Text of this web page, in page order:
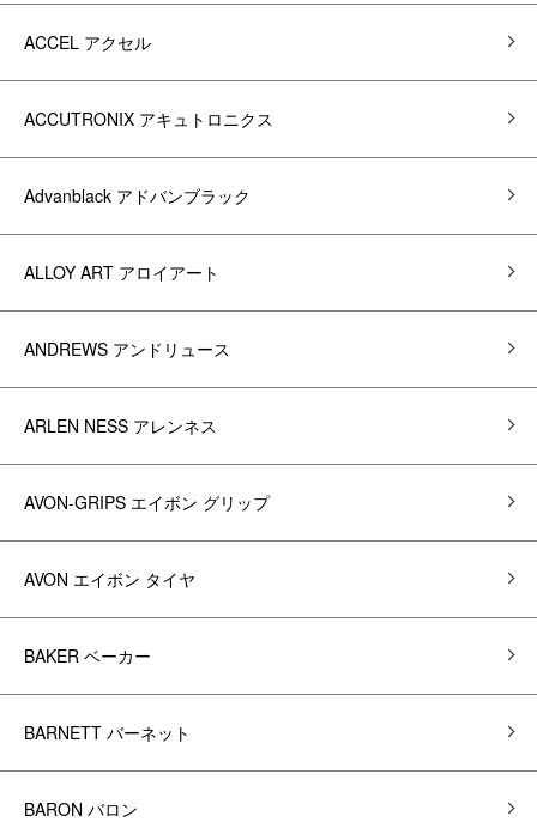
ACCEL アクセル
ACCUTRONIX アキュトロニクス
Advanblack アドバンブラック
ALLOY ART アロイアート
ANDREWS アンドリュース
ARLEN NESS アレンネス
AVON-GRIPS エイボン グリップ
AVON エイボン タイヤ
BAKER ベーカー
BARNETT バーネット
BARON バロン